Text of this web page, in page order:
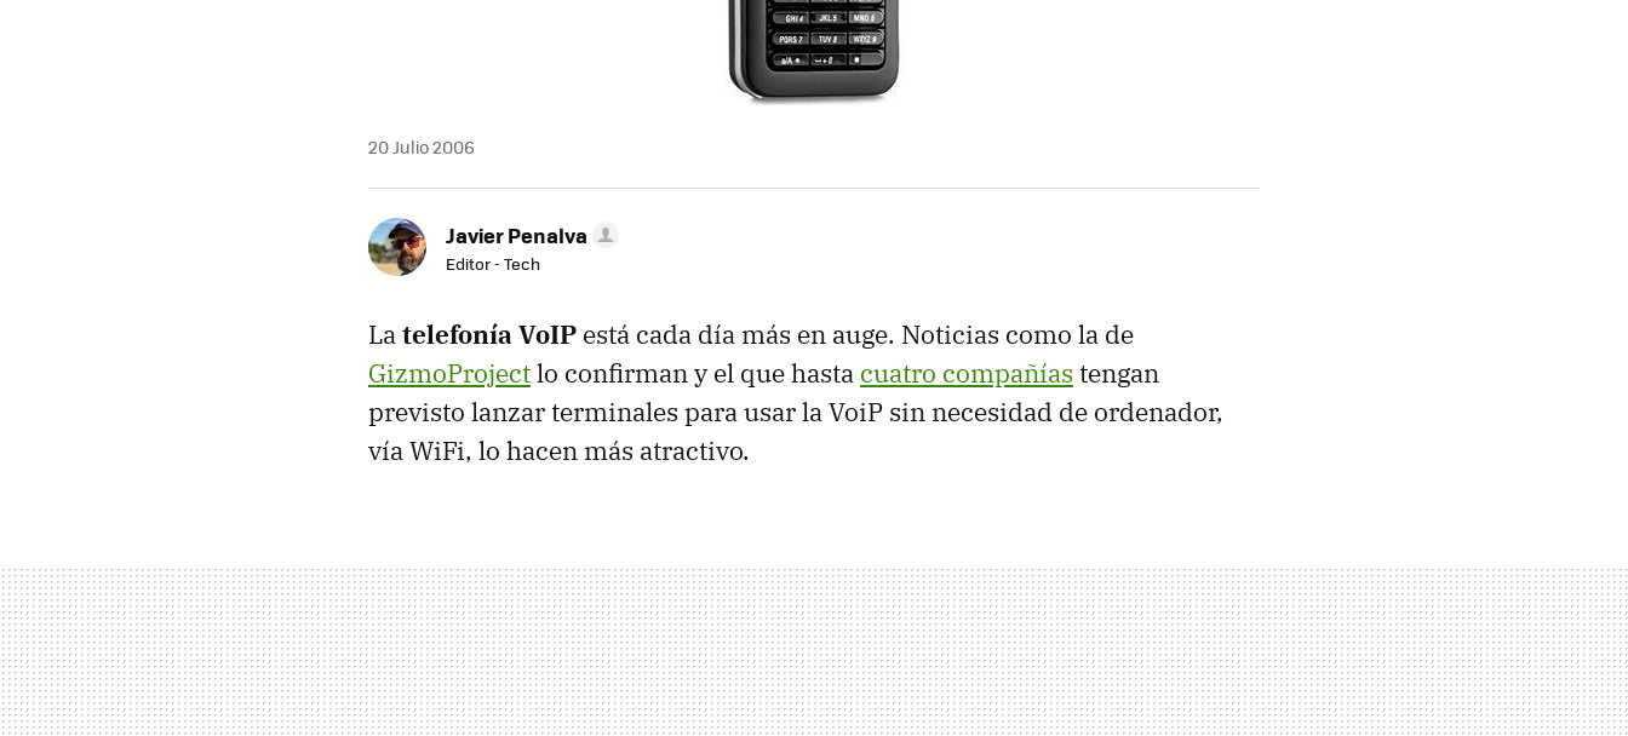
20 Julio 2006
Javier Penalva
Editor - Tech
Latelefonía VoIP está cada día más en auge. Noticias como la de
GizmoProjectlo confirman y el que hasta cuatro compañías tengan
previsto lanzar terminales para usar la VoiP sin necesidad de ordenador,
vía WiFi, lo hacen más atractivo.